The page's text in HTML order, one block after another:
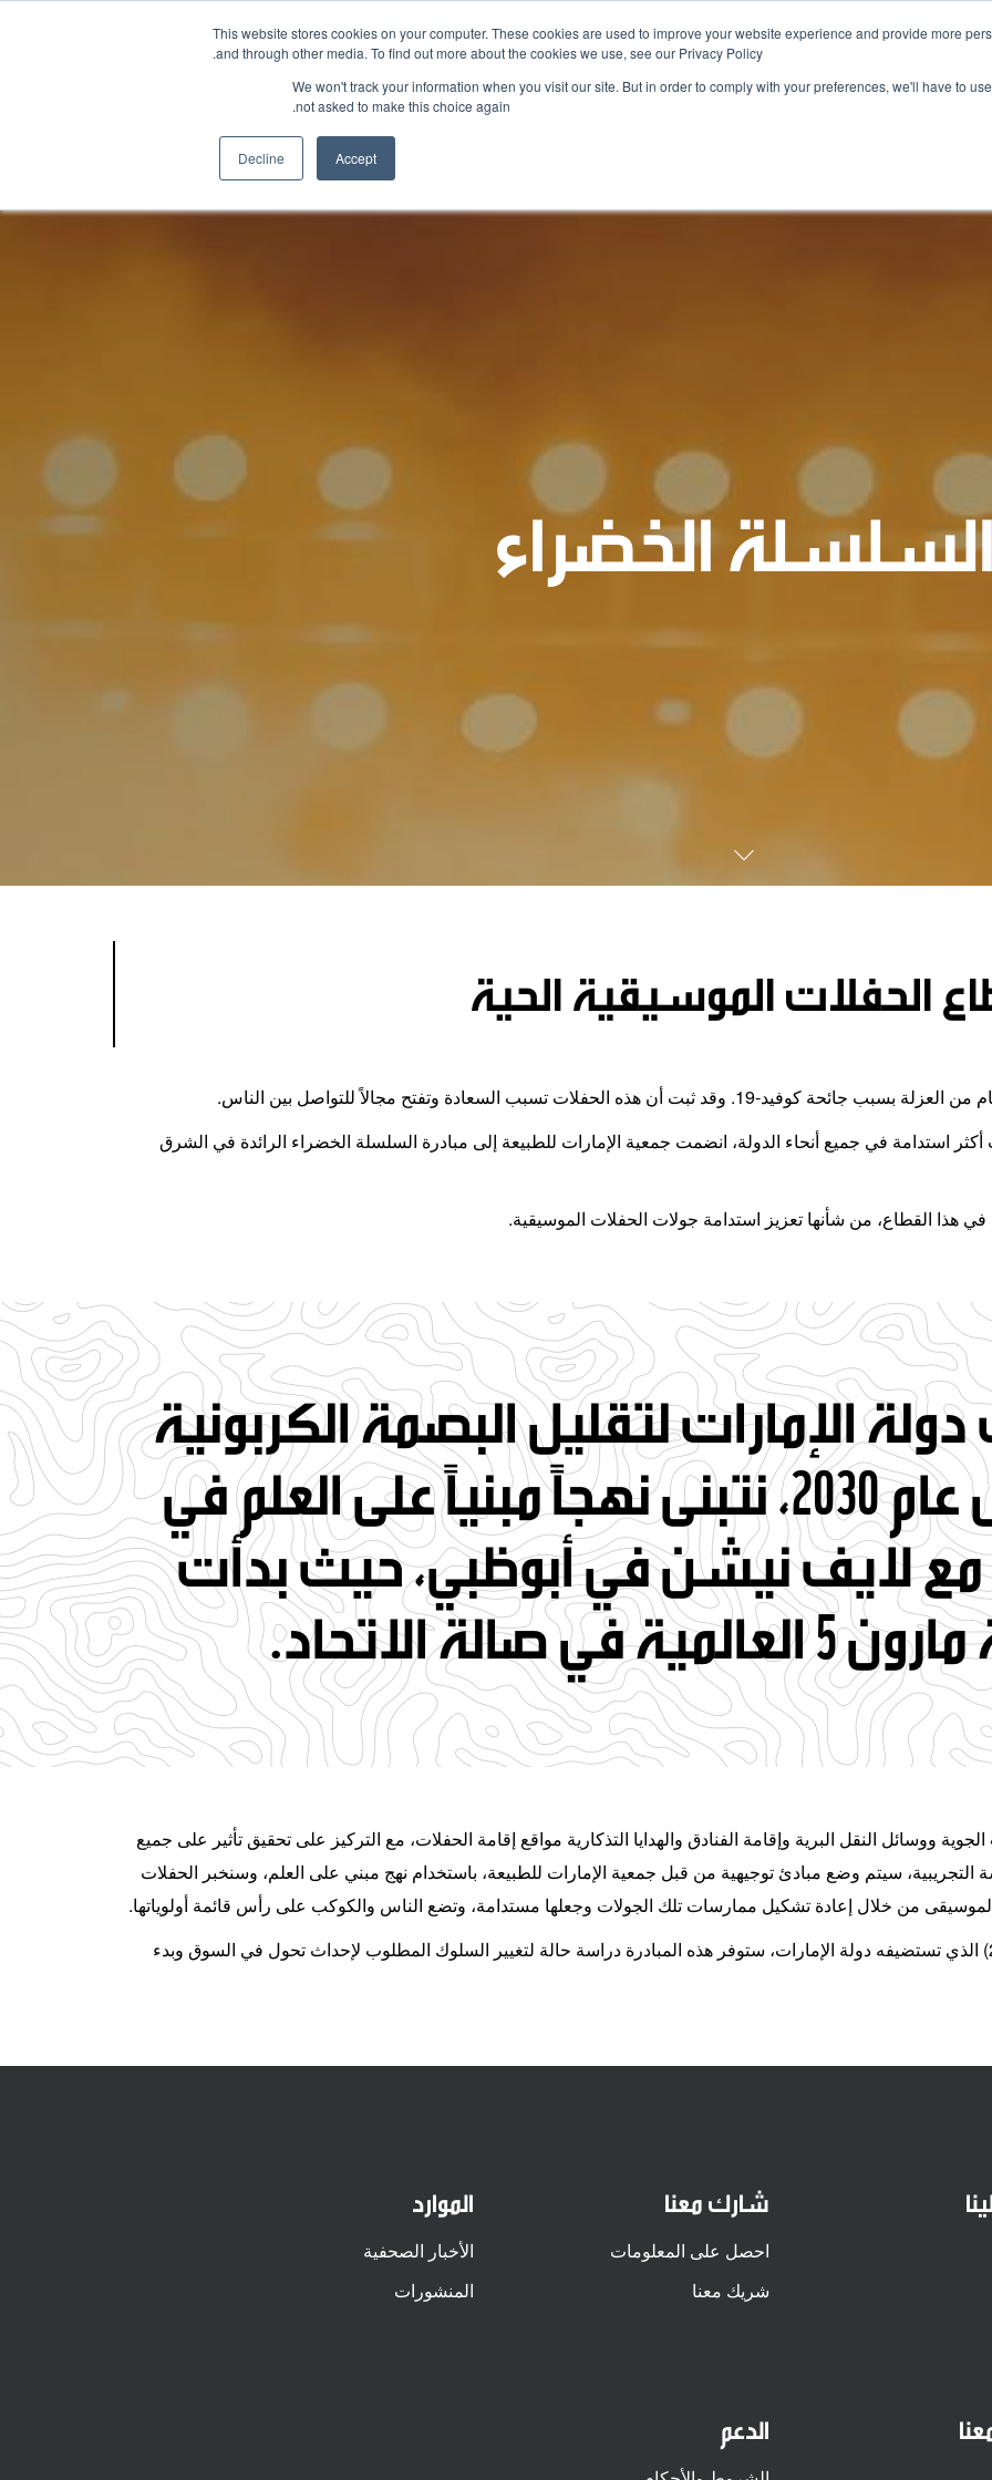
This website stores cookies on your computer. These cookies are used to improve your website experience and provide more
and through other media. To find out more about the cookies we use, see our Privacy Policy.
We won't track your information when you visit our site. But in order to comply with your preferences, we'll have to
not asked to make this choice again.
Accept
Decline
الخضراء
الحفلات الموسيقية الحية
الحفلات تسبب السعادة وتفتح مجالاً للتواصل بين الناس.
استدامة في جميع أنحاء الدولة، انضمت جمعية الإمارات للطبيعة إلى مبادرة السلسلة الخضراء الرائدة في الشرق
هذا القطاع، من شأنها تعزيز استدامة جولات الحفلات الموسيقية.
الإمارات لتقليل البصمة الكربونية
بنسبة 23٪ بحلول عام 2030، نتبنى نهجاً مبنياً على العلم في
لايف نيشن في أبوظبي، حيث بدأت
صالة الاتحاد.
ووسائل النقل البرية وإقامة الفنادق والهدايا التذكارية مواقع إقامة الحفلات، مع التركيز على تحقيق تأثير على جميع
التجريبية، سيتم وضع مبادئ توجيهية من قبل جمعية الإمارات للطبيعة، باستخدام نهج مبني على العلم، وسنخبر الحفلات
من خلال إعادة تشكيل ممارسات تلك الجولات وجعلها مستدامة، وتضع الناس والكوكب على رأس قائمة أولوياتها.
الذي تستضيفه دولة الإمارات، ستوفر هذه المبادرة دراسة حالة لتغيير السلوك المطلوب لإحداث تحول في السوق وبدء
شارك معنا
احصل على المعلومات
شريك معنا
الموارد
الأخبار الصحفية
المنشورات
الدعم